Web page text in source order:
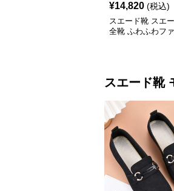
¥14,820 (税込)
スエード靴 スエ
全靴 ふわふわフ
スエード靴